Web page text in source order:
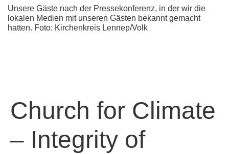
Unsere Gäste nach der Pressekonferenz, in der wir die
lokalen Medien mit unseren Gästen bekannt gemacht
hatten. Foto: Kirchenkreis Lennep/Volk
Church for Climate
– Integrity of